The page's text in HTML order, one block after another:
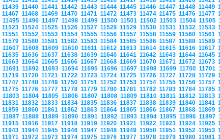
11439 11440 11441 11442 11443 11444 11445 11446 11447 11448 11449
11467 11468 11469 11470 11471 11472 11473 11474 11475 11476 11477
11495 11496 11497 11498 11499 11500 11501 11502 11503 11504 11505
11523 11524 11525 11526 11527 11528 11529 11530 11531 11532 11533
11551 11552 11553 11554 11555 11556 11557 11558 11559 11560 11561
11579 11580 11581 11582 11583 11584 11585 11586 11587 11588 11589
11607 11608 11609 11610 11611 11612 11613 11614 11615 11616 11617
11635 11636 11637 11638 11639 11640 11641 11642 11643 11644 11645
11663 11664 11665 11666 11667 11668 11669 11670 11671 11672 11673
11691 11692 11693 11694 11695 11696 11697 11698 11699 11700 11701
11719 11720 11721 11722 11723 11724 11725 11726 11727 11728 11729
11747 11748 11749 11750 11751 11752 11753 11754 11755 11756 11757
11775 11776 11777 11778 11779 11780 11781 11782 11783 11784 11785
11803 11804 11805 11806 11807 11808 11809 11810 11811 11812 11813
11831 11832 11833 11834 11835 11836 11837 11838 11839 11840 11841
11859 11860 11861 11862 11863 11864 11865 11866 11867 11868 11869
11887 11888 11889 11890 11891 11892 11893 11894 11895 11896 11897
11915 11916 11917 11918 11919 11920 11921 11922 11923 11924 11925
11943 11944 11945 11946 11947 11948 11949 11950 11951 11952 11953
11971 11972 11973 11974 11975 11976 11977 11978 11979 11980 11981